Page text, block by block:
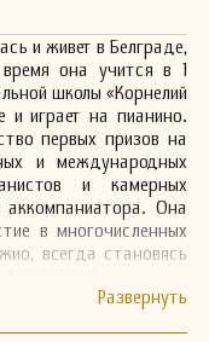
и живет в Белграде,
она учится в 1
школы «Корнелий
и играет на пианино.
первых призов на
и международных
и камерных
Она
в многочисленных
всегда становясь
которая включает